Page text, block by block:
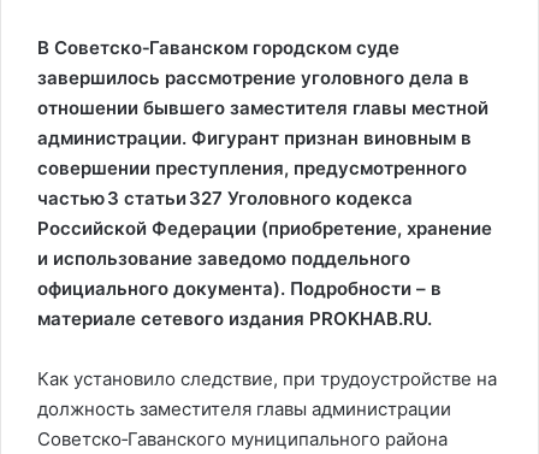
В Советско‑Гаванском городском суде
завершилось рассмотрение уголовного дела в
отношении бывшего заместителя главы местной
администрации. Фигурант признан виновным в
совершении преступления, предусмотренного
частью 3 статьи 327 Уголовного кодекса
Российской Федерации (приобретение, хранение
и использование заведомо поддельного
официального документа). Подробности – в
материале сетевого издания PROKHAB.RU.
Как установило следствие, при трудоустройстве на
должность заместителя главы администрации
Советско‑Гаванского муниципального района